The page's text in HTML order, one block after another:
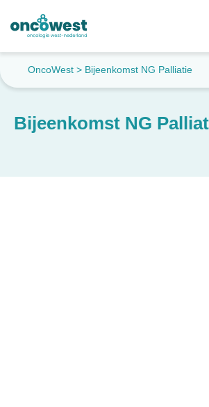
OncoWest > Bijeenkomst NG Palliatie
Bijeenkomst NG